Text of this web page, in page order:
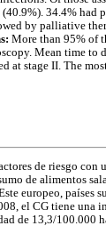
34.4% had
by palliative
More than 95% of
Mean time to
at stage II. The
de riesgo con
de alimentos
europeo, países
el CG tiene una
de 13,3/100.000